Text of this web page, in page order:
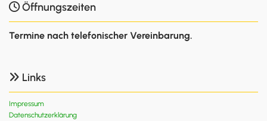
Öffnungszeiten
Termine nach telefonischer Vereinbarung.
 Links
Impressum
Datenschutzerklärung